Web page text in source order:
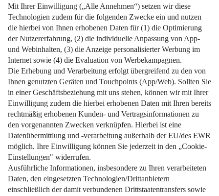
Weiterlesen
Impressum Datenschutz Nutzungsbedingungen
Pflichtinformationen AGB Über uns Bildquellen
Barrierefreiheit Widerrufsformular